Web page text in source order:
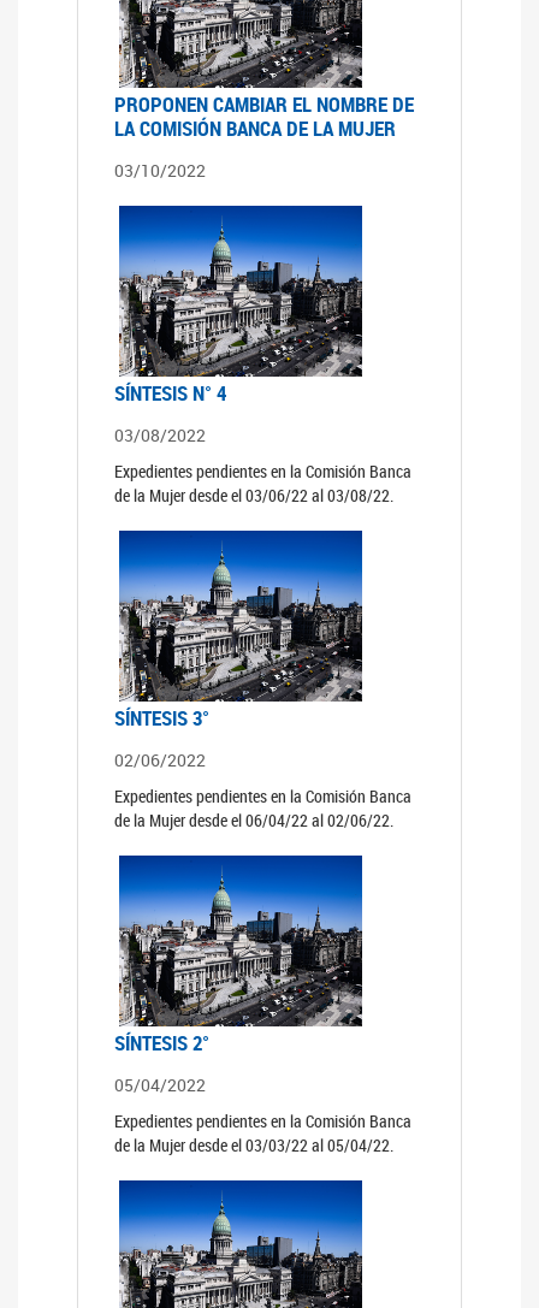
PROPONEN CAMBIAR EL NOMBRE DE
LA COMISIÓN BANCA DE LA MUJER
03/10/2022
SÍNTESIS N° 4
03/08/2022
Expedientes pendientes en la Comisión Banca
de la Mujer desde el 03/06/22 al 03/08/22.
SÍNTESIS 3°
02/06/2022
Expedientes pendientes en la Comisión Banca
de la Mujer desde el 06/04/22 al 02/06/22.
SÍNTESIS 2°
05/04/2022
Expedientes pendientes en la Comisión Banca
de la Mujer desde el 03/03/22 al 05/04/22.